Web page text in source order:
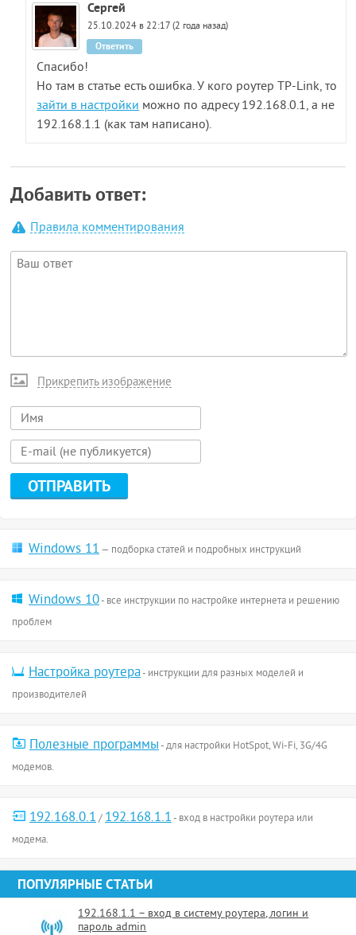
Сергей
25.10.2024 в 22:17 (2 года назад)
Спасибо!
Но там в статье есть ошибка. У кого роутер TP-Link, то
зайти в настройки можно по адресу 192.168.0.1, а не
192.168.1.1 (как там написано).
Ответить
Добавить ответ:
Правила комментирования
Прикрепить изображение
Windows 11— подборка статей и подробных инструкций
Windows 10- все инструкции по настройке интернета и решению
проблем
Настройка роутера- инструкции для разных моделей и
производителей
Полезные программы- для настройки HotSpot, Wi-Fi, 3G/4G
модемов.
192.168.0.1/192.168.1.1- вход в настройки роутера или
модема.
ПОПУЛЯРНЫЕ СТАТЬИ
192.168.1.1 – вход в систему роутера, логин и
пароль admin